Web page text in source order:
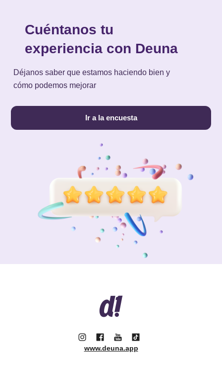
Cuéntanos tu
experiencia con Deuna
Déjanos saber que estamos haciendo bien y
cómo podemos mejorar
Ir a la encuesta
www.deuna.app